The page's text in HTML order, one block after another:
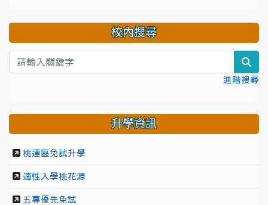
校內搜尋
進階搜尋
升學資訊
桃連區免試升學
適性入學桃花源
五專優先免試